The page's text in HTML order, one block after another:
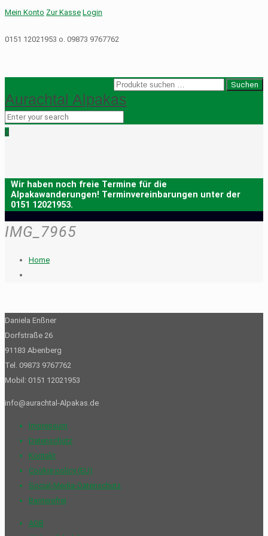
Mein Konto Zur Kasse Login
0151 12021953 o. 09873 9767762
Suche
nach:
Suchen
Aurachtal Alpakas
0
IMG_7965
Home
Daniela Enßner
Dorfstraße 26
91183 Abenberg
Tel. 09873 9767762
Mobil: 0151 12021953
info@aurachtal-Alpakas.de
Impressum
Datenschutz
Kontakt
Cookie policy (EU)
Social-Media-Datenschutz
Barrierefrei
AGB